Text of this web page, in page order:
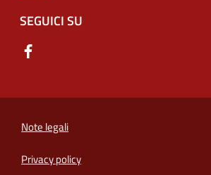
SEGUICI SU
Note legali
Privacy policy